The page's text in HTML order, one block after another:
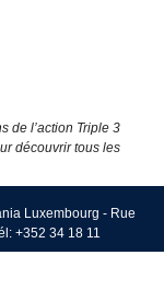
de l’action Triple 3
découvrir tous les
Luxembourg - Rue
+352 34 18 11